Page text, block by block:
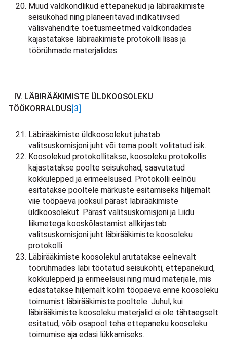
Muud valdkondlikud ettepanekud ja läbirääkimiste
seisukohad ning planeeritavad indikatiivsed
välisvahendite toetusmeetmed valdkondades
kajastatakse läbirääkimiste protokolli lisas ja
töörühmade materjalides.
IV. LÄBIRÄÄKIMISTE ÜLDKOOSOLEKU
TÖÖKORRALDUS[3]
Läbirääkimiste üldkoosolekut juhatab
valitsuskomisjoni juht või tema poolt volitatud isik.
Koosolekud protokollitakse, koosoleku protokollis
kajastatakse poolte seisukohad, saavutatud
kokkulepped ja erimeelsused. Protokolli eelnõu
esitatakse pooltele märkuste esitamiseks hiljemalt
viie tööpäeva jooksul pärast läbirääkimiste
üldkoosolekut. Pärast valitsuskomisjoni ja Liidu
liikmetega kooskõlastamist allkirjastab
valitsuskomisjoni juht läbirääkimiste koosoleku
protokolli.
Läbirääkimiste koosolekul arutatakse eelnevalt
töörühmades läbi töötatud seisukohti, ettepanekuid,
kokkuleppeid ja erimeelsusi ning muid materjale, mis
edastatakse hiljemalt kolm tööpäeva enne koosoleku
toimumist läbirääkimiste pooltele. Juhul, kui
läbirääkimiste koosoleku materjalid ei ole tähtaegselt
esitatud, võib osapool teha ettepaneku koosoleku
toimumise aja edasi lükkamiseks.